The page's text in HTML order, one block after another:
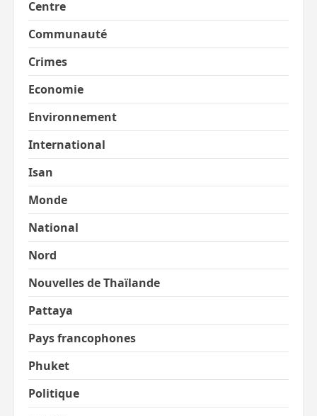
Centre
Communauté
Crimes
Economie
Environnement
International
Isan
Monde
National
Nord
Nouvelles de Thaïlande
Pattaya
Pays francophones
Phuket
Politique